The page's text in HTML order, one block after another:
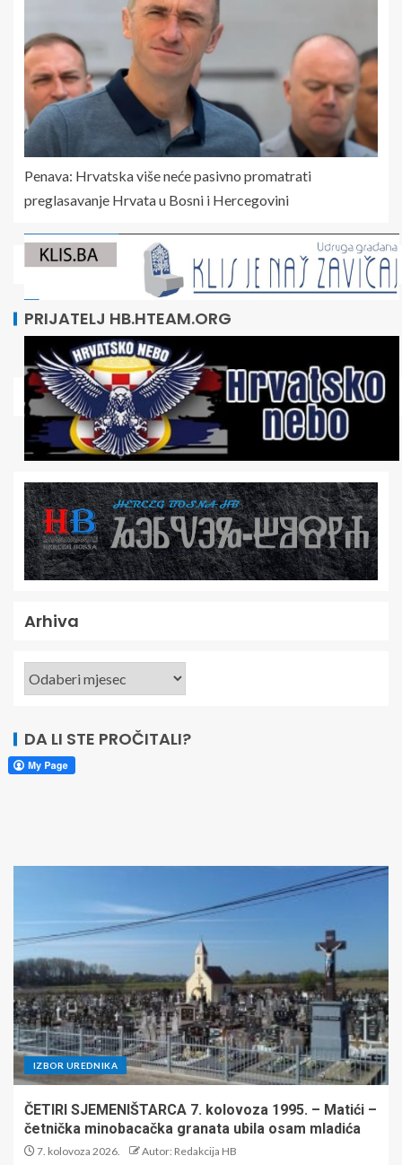
Penava: Hrvatska više neće pasivno promatrati
preglasavanje Hrvata u Bosni i Hercegovini
PRIJATELJ HB.HTEAM.ORG
Arhiva
DA LI STE PROČITALI?
IZBOR UREDNIKA
ČETIRI SJEMENIŠTARCA 7. kolovoza 1995. – Matići –
četnička minobacačka granata ubila osam mladića
7. kolovoza 2026. Autor: Redakcija HB